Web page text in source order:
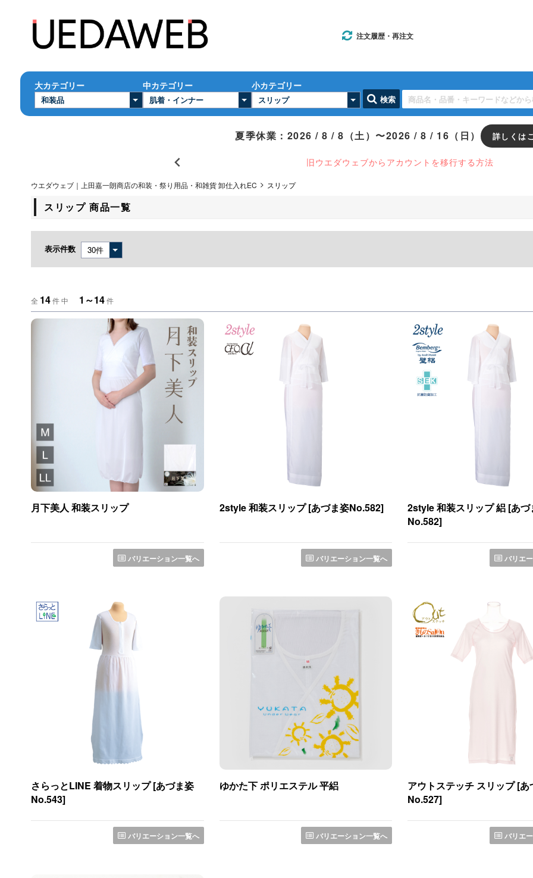
注文履歴・再注文
大カテゴリー 中カテゴリー 小カテゴリー
検索
夏季休業：2026 / 8 / 8（土）〜2026 / 8 / 16（日） 詳しくは
税抜 （一部地域を除く）
旧ウエダウェブからアカウントを移行する方法
ウエダウェブ｜上田嘉一朗商店の和装・祭り用品・和雑貨 卸仕入れEC スリップ
スリップ 商品一覧
表示件数
全 14件 中 1～14件
月下美人 和装スリップ
バリエーション一覧へ
2style 和装スリップ [あづま姿No.582]
バリエーション一覧へ
2style 和装スリップ 絽 [あづ
No.582]
バリエ
さらっとLINE 着物スリップ [あづま姿
No.543]
バリエーション一覧へ
ゆかた下 ポリエステル 平絽
バリエーション一覧へ
アウトステッチ スリップ [あ
No.527]
バリエ